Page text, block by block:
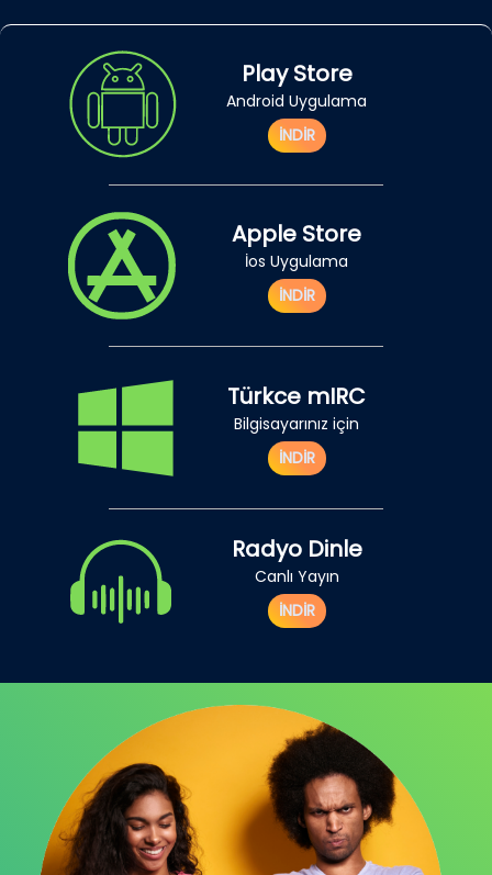
Play Store
Android Uygulama
İNDİR
Apple Store
İos Uygulama
İNDİR
Türkce mIRC
Bilgisayarınız için
İNDİR
Radyo Dinle
Canlı Yayın
İNDİR